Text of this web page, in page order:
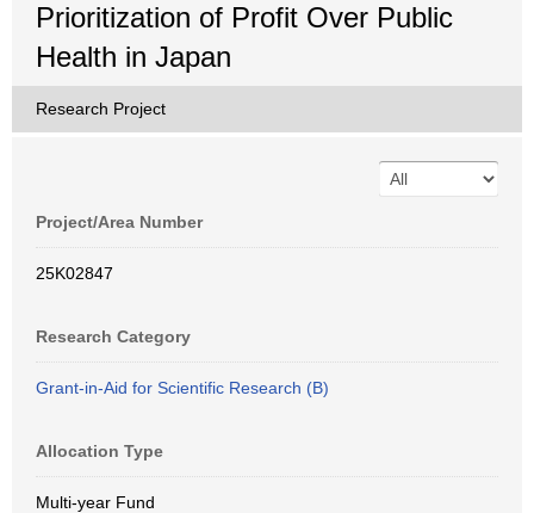
Prioritization of Profit Over Public
Health in Japan
Research Project
Project/Area Number
25K02847
Research Category
Grant-in-Aid for Scientific Research (B)
Allocation Type
Multi-year Fund